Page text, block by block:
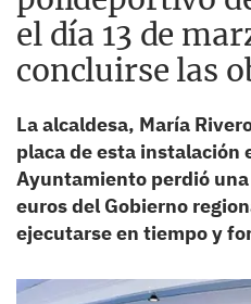
el día 13 de
concluirse las
La alcaldesa, María
placa de esta instalación
Ayuntamiento perdió
euros del Gobierno
ejecutarse en tiempo y